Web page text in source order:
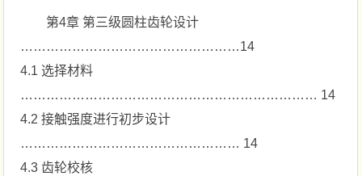
第4章 第三级圆柱齿轮设计
……………………………………………14
4.1 选择材料
…………………………………………………………… 14
4.2 接触强度进行初步设计
…………………………………………… 14
4.3 齿轮校核